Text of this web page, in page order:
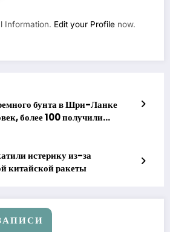
Information. Edit your Profile now.
бунта в Шри-Ланке
более 100 получили
истерику из-за
китайской ракеты